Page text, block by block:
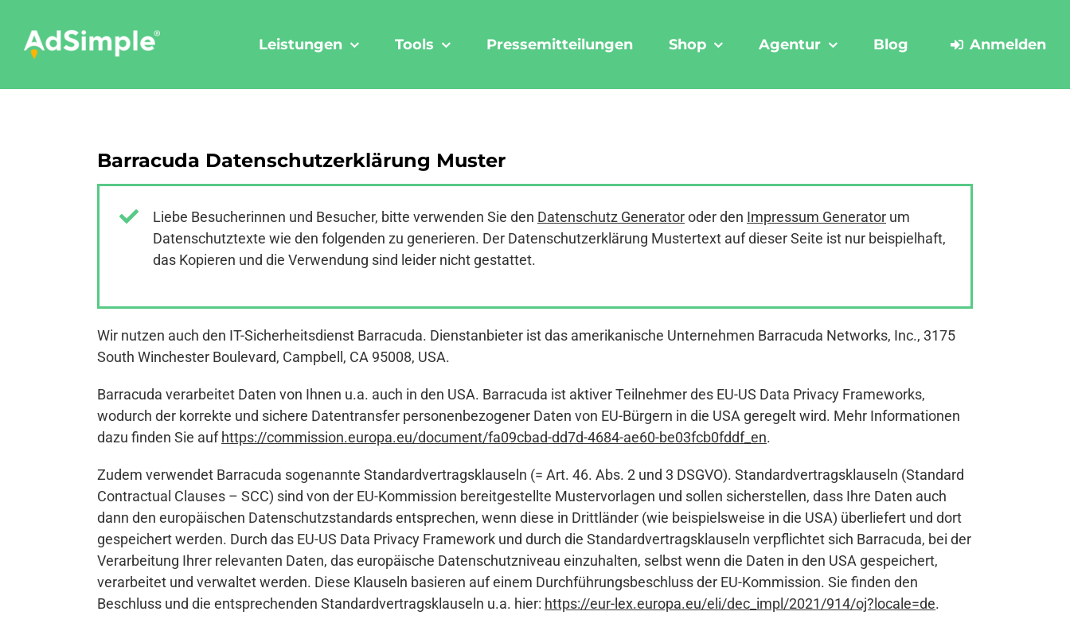
content
Leistungen Tools Pressemitteilungen Shop Agentur Blog Anmelden
Barracuda Datenschutzerklärung Muster
Liebe Besucherinnen und Besucher, bitte verwenden Sie den Datenschutz Generatoroder den Impressum Generator um
Datenschutztexte wie den folgenden zu generieren. Der Datenschutzerklärung Mustertext auf dieser Seite ist nur beispielhaft,
das Kopieren und die Verwendung sind leider nicht gestattet.
Wir nutzen auch den IT-Sicherheitsdienst Barracuda. Dienstanbieter ist das amerikanische Unternehmen Barracuda Networks, Inc., 3175
South Winchester Boulevard, Campbell, CA 95008, USA.
Barracuda verarbeitet Daten von Ihnen u.a. auch in den USA. Barracuda ist aktiver Teilnehmer des EU-US Data Privacy Frameworks,
wodurch der korrekte und sichere Datentransfer personenbezogener Daten von EU-Bürgern in die USA geregelt wird. Mehr Informationen
dazu finden Sie auf https://commission.europa.eu/document/fa09cbad-dd7d-4684-ae60-be03fcb0fddf_en.
Zudem verwendet Barracuda sogenannte Standardvertragsklauseln (= Art. 46. Abs. 2 und 3 DSGVO). Standardvertragsklauseln (Standard
Contractual Clauses – SCC) sind von der EU-Kommission bereitgestellte Mustervorlagen und sollen sicherstellen, dass Ihre Daten auch
dann den europäischen Datenschutzstandards entsprechen, wenn diese in Drittländer (wie beispielsweise in die USA) überliefert und dort
gespeichert werden. Durch das EU-US Data Privacy Framework und durch die Standardvertragsklauseln verpflichtet sich Barracuda, bei der
Verarbeitung Ihrer relevanten Daten, das europäische Datenschutzniveau einzuhalten, selbst wenn die Daten in den USA gespeichert,
verarbeitet und verwaltet werden. Diese Klauseln basieren auf einem Durchführungsbeschluss der EU-Kommission. Sie finden den
Beschluss und die entsprechenden Standardvertragsklauseln u.a. hier: https://eur-lex.europa.eu/eli/dec_impl/2021/914/oj?locale=de.